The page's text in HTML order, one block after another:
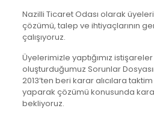
Nazilli Ticaret Odası olarak
çözümü, talep ve ihtiyaçlarının
çalışıyoruz.
Üyelerimizle yaptığımız
oluşturduğumuz Sorunlar
2013’ten beri karar alıcılara
yaparak çözümü konusunda
bekliyoruz.